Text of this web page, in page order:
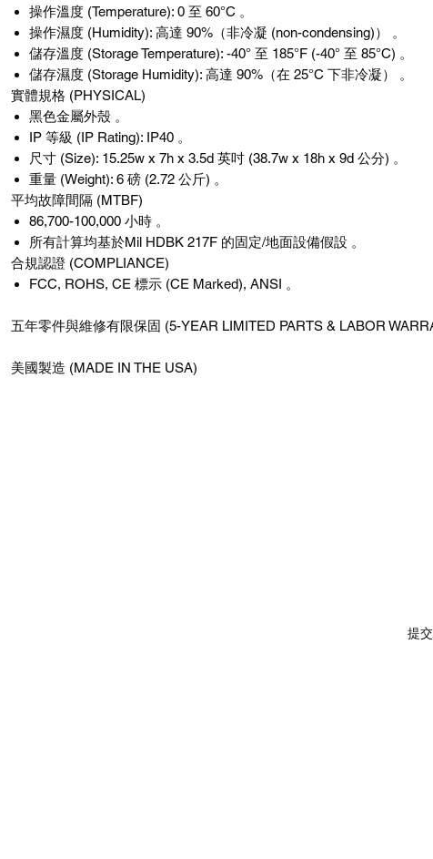
操作溫度 (Temperature): 0 至 60°C 。
操作濕度 (Humidity): 高達 90%（非冷凝 (non-condensing)） 。
儲存溫度 (Storage Temperature): -40° 至 185°F (-40° 至 85°C) 。
儲存濕度 (Storage Humidity): 高達 90%（在 25°C 下非冷凝） 。
實體規格 (PHYSICAL)
黑色金屬外殼 。
IP 等級 (IP Rating): IP40 。
尺寸 (Size): 15.25w x 7h x 3.5d 英吋 (38.7w x 18h x 9d 公分) 。
重量 (Weight): 6 磅 (2.72 公斤) 。
平均故障間隔 (MTBF)
86,700-100,000 小時 。
所有計算均基於Mil HDBK 217F 的固定/地面設備假設 。
合規認證 (COMPLIANCE)
FCC, ROHS, CE 標示 (CE Marked), ANSI 。
五年零件與維修有限保固 (5-YEAR LIMITED PARTS & LABOR
美國製造 (MADE IN THE USA)
提交